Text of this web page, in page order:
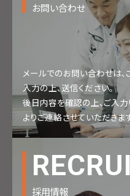
お問い合わせ
メールでのお問い合わせは
入力の上、送信ください。
後日内容を確認の上、ご入
よりご連絡させていただきま
採用情報